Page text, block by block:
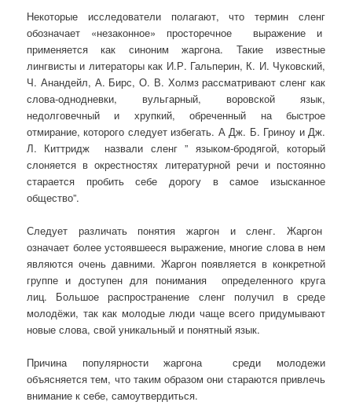
Некоторые исследователи полагают, что термин сленг
обозначает «незаконное» просторечное выражение и
применяется как синоним жаргона. Такие известные
лингвисты и литераторы как И.Р. Гальперин, К. И. Чуковский,
Ч. Анандейл, А. Бирс, О. В. Холмз рассматривают сленг как
слова-однодневки, вульгарный, воровской язык,
недолговечный и хрупкий, обреченный на быстрое
отмирание, которого следует избегать. А Дж. Б. Гриноу и Дж.
Л. Киттридж назвали сленг ” языком-бродягой, который
слоняется в окрестностях литературной речи и постоянно
старается пробить себе дорогу в самое изысканное
общество”.
Следует различать понятия жаргон и сленг. Жаргон
означает более устоявшееся выражение, многие слова в нем
являются очень давними. Жаргон появляется в конкретной
группе и доступен для понимания определенного круга
лиц. Большое распространение сленг получил в среде
молодёжи, так как молодые люди чаще всего придумывают
новые слова, свой уникальный и понятный язык.
Причина популярности жаргона среди молодежи
объясняется тем, что таким образом они стараются привлечь
внимание к себе, самоутвердиться.